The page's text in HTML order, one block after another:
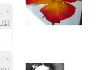
-
(1)
-